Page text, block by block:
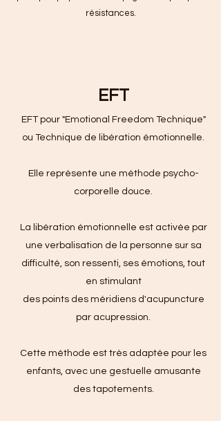
résistances.
EFT
EFT pour "Emotional Freedom Technique"
ou Technique de libération émotionnelle.
Elle représente une méthode psycho-
corporelle douce.
La libération émotionnelle est activée par
une verbalisation de la personne sur sa
difficulté, son ressenti, ses émotions, tout
en stimulant
des points des méridiens d'acupuncture
par acupression.
Cette méthode est très adaptée pour les
enfants, avec une gestuelle amusante
des tapotements.